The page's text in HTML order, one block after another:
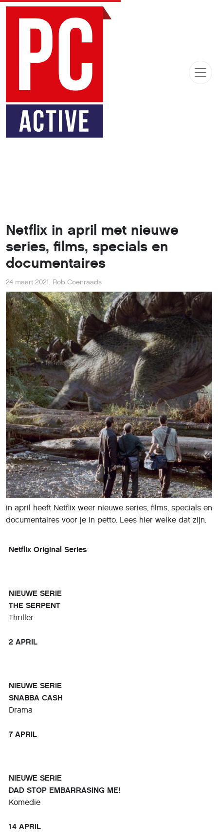
Netflix in april met nieuwe
series, films, specials en
documentaires
24 maart 2021, Rob Coenraads
in april heeft Netflix weer nieuwe series, films, specials en
documentaires voor je in petto. Lees hier welke dat zijn.
Netflix Original Series
NIEUWE SERIE
THE SERPENT
Thriller
2 APRIL
NIEUWE SERIE
SNABBA CASH
Drama
7 APRIL
NIEUWE SERIE
DAD STOP EMBARRASING ME!
Komedie
14 APRIL